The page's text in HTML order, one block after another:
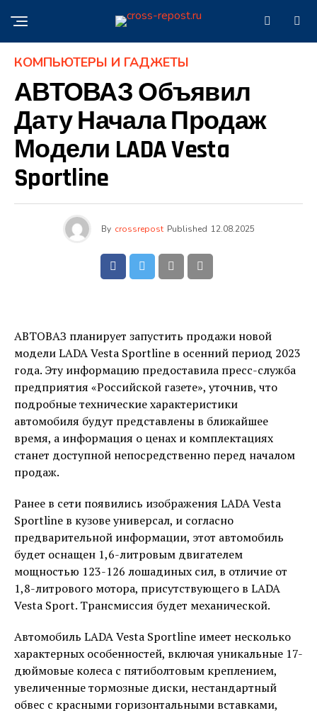
КОМПЬЮТЕРЫ И ГАДЖЕТЫ
АВТОВАЗ Объявил
Дату Начала Продаж
Модели LADA Vesta
Sportline
By crossrepost Published 12.08.2025
АВТОВАЗ планирует запустить продажи новой
модели LADA Vesta Sportline в осенний период 2023
года. Эту информацию предоставила пресс-служба
предприятия «Российской газете», уточнив, что
подробные технические характеристики
автомобиля будут представлены в ближайшее
время, а информация о ценах и комплектациях
станет доступной непосредственно перед началом
продаж.
Ранее в сети появились изображения LADA Vesta
Sportline в кузове универсал, и согласно
предварительной информации, этот автомобиль
будет оснащен 1,6-литровым двигателем
мощностью 123-126 лошадиных сил, в отличие от
1,8-литрового мотора, присутствующего в LADA
Vesta Sport. Трансмиссия будет механической.
Автомобиль LADA Vesta Sportline имеет несколько
характерных особенностей, включая уникальные 17-
дюймовые колеса с пятиболтовым креплением,
увеличенные тормозные диски, нестандартный
обвес с красными горизонтальными вставками,